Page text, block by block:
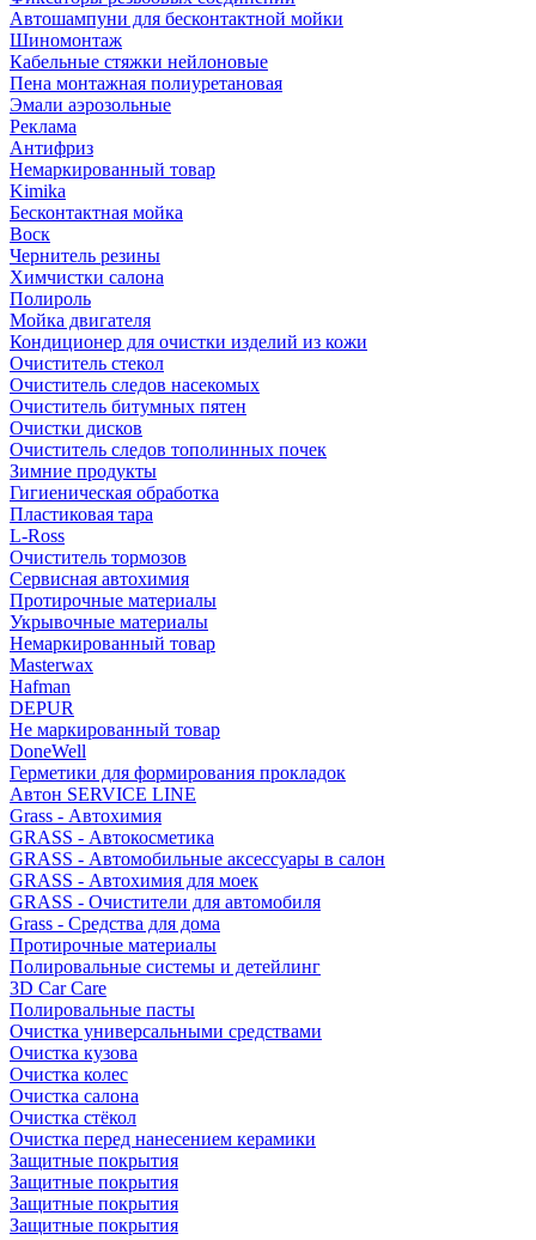
Автошампуни для бесконтактной мойки
Шиномонтаж
Кабельные стяжки нейлоновые
Пена монтажная полиуретановая
Эмали аэрозольные
Реклама
Антифриз
Немаркированный товар
Kimika
Бесконтактная мойка
Воск
Чернитель резины
Химчистки салона
Полироль
Мойка двигателя
Кондиционер для очистки изделий из кожи
Очиститель стекол
Очиститель следов насекомых
Очиститель битумных пятен
Очистки дисков
Очиститель следов тополинных почек
Зимние продукты
Гигиеническая обработка
Пластиковая тара
L-Ross
Очиститель тормозов
Сервисная автохимия
Протирочные материалы
Укрывочные материалы
Немаркированный товар
Masterwax
Hafman
DEPUR
Не маркированный товар
DoneWell
Герметики для формирования прокладок
Автон SERVICE LINE
Grass - Автохимия
GRASS - Автокосметика
GRASS - Автомобильные аксессуары в салон
GRASS - Автохимия для моек
GRASS - Очистители для автомобиля
Grass - Средства для дома
Протирочные материалы
Полировальные системы и детейлинг
3D Car Care
Полировальные пасты
Очистка универсальными средствами
Очистка кузова
Очистка колес
Очистка салона
Очистка стёкол
Очистка перед нанесением керамики
Защитные покрытия
Защитные покрытия
Защитные покрытия
Защитные покрытия